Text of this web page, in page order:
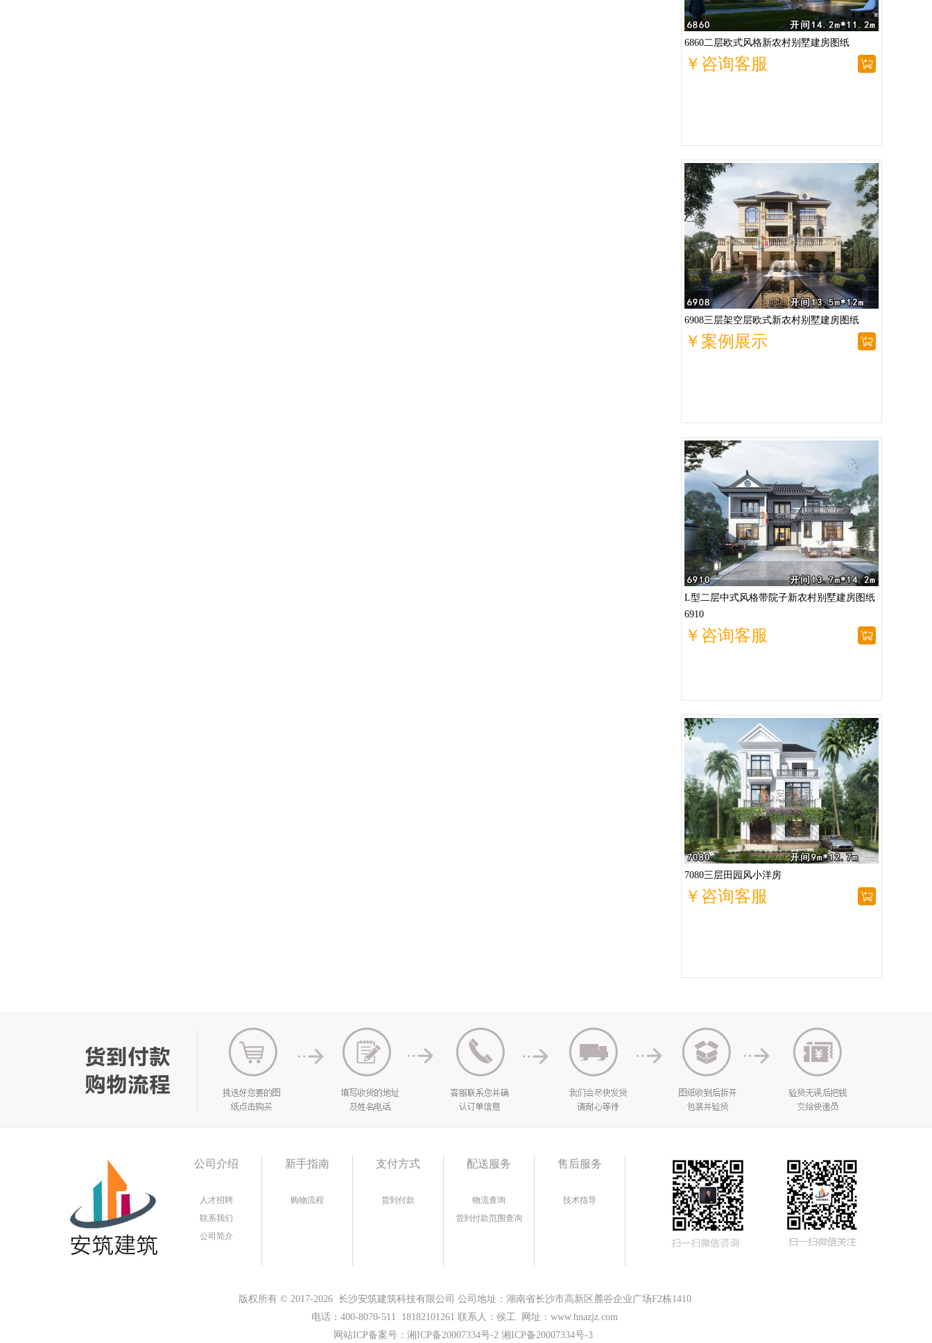
6860二层欧式风格新农村别墅建房图纸
￥咨询客服
6908三层架空层欧式新农村别墅建房图纸
￥案例展示
L型二层中式风格带院子新农村别墅建房图纸
6910
￥咨询客服
7080三层田园风小洋房
￥咨询客服
公司介绍
人才招聘
联系我们
公司简介
新手指南
购物流程
支付方式
货到付款
配送服务
物流查询
货到付款范围查询
售后服务
技术指导
版权所有 © 2017-2026 长沙安筑建筑科技有限公司 公司地址：湖南省长沙市高新区麓谷企业广场F2栋1410
电话：400-8070-511 18182101261 联系人：侯工 网址：www.hnazjz.com
网站ICP备案号： 湘ICP备20007334号-2 湘ICP备20007334号-3